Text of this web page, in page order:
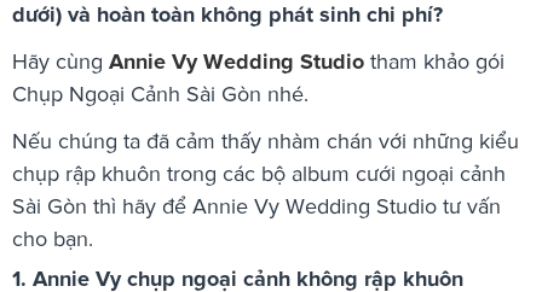
dưới) và hoàn toàn không phát sinh chi phí?
Hãy cùng Annie Vy Wedding Studio tham khảo gói
Chụp Ngoại Cảnh Sài Gòn nhé.
Nếu chúng ta đã cảm thấy nhàm chán với những kiểu
chụp rập khuôn trong các bộ album cưới ngoại cảnh
Sài Gòn thì hãy để Annie Vy Wedding Studio tư vấn
cho bạn.
1. Annie Vy chụp ngoại cảnh không rập khuôn